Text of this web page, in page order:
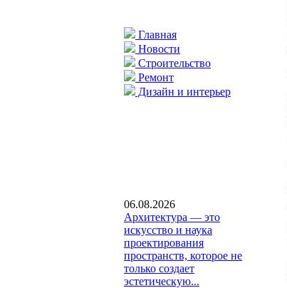
Главная
Новости
Строительство
Ремонт
Дизайн и интерьер
06.08.2026
Архитектура — это
искусство и наука
проектирования
пространств, которое не
только создает
эстетическую...